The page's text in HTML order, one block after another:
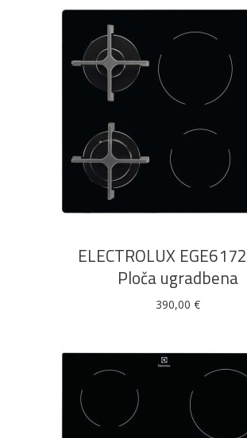
DODAJ U KOŠARICU
ELECTROLUX
Ploča ugradbena
390,00 €